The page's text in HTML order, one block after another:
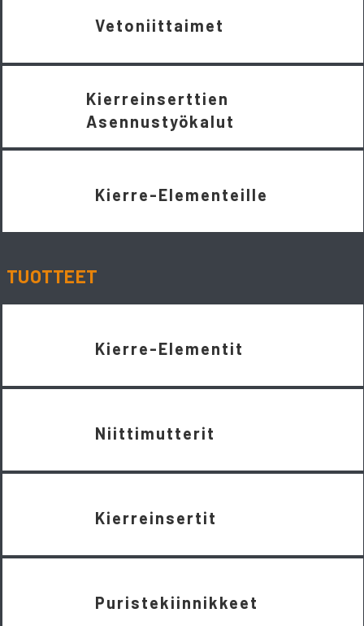
Vetoniittaimet
Kierreinserttien
Asennustyökalut
Kierre-Elementeille
TUOTTEET
Kierre-Elementit
Niittimutterit
Kierreinsertit
Puristekiinnikkeet